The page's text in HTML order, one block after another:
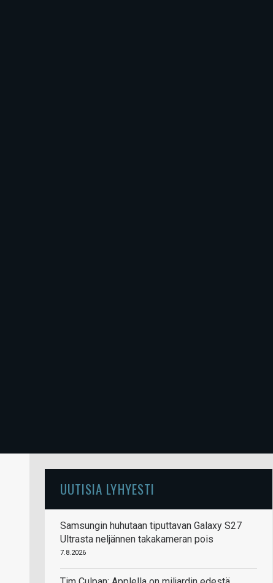
UUTISIA LYHYESTI
Samsungin huhutaan tiputtavan Galaxy S27
Ultrasta neljännen takakameran pois
7.8.2026